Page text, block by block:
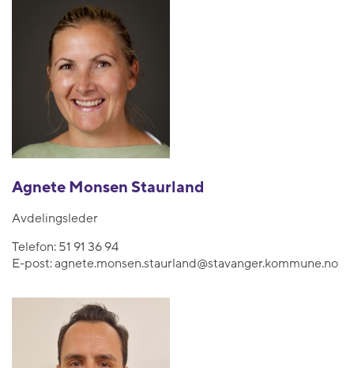
Agnete Monsen Staurland
Avdelingsleder
Telefon: 51 91 36 94
E-post:agnete.monsen.staurland@stavanger.kommune.no